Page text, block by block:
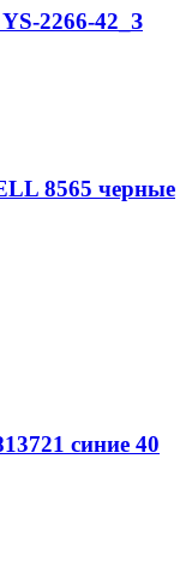
2266-42_З
8565 черные
синие 40